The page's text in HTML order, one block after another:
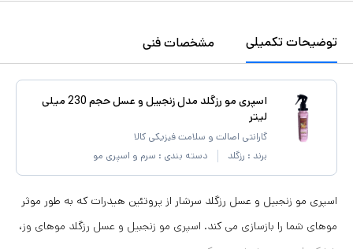
توضیحات تکمیلی مشخصات فنی
اسپری مو رزگلد مدل زنجبیل و عسل حجم 230 میلی
لیتر
گارانتی اصالت و سلامت فیزیکی کالا
برند : رزگلد دسته بندی : سرم و اسپری مو
اسپری مو زنجبیل و عسل رزگلد سرشار از پروتئین هیدرات که به طور موثر
موهای شما را بازسازی می کند. اسپری مو زنجبیل و عسل رزگلد موهای وز،